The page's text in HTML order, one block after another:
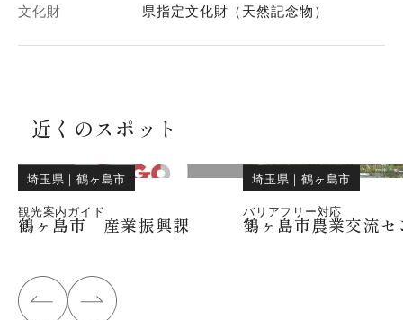
文化財 県指定文化財（天然記念物）
近くのスポット
埼玉県 ｜鶴ヶ島市
観光案内ガイド
鶴ヶ島市 産業振興課
埼玉県 ｜鶴ヶ島市
バリアフリー対応
鶴ヶ島市農業交流セ